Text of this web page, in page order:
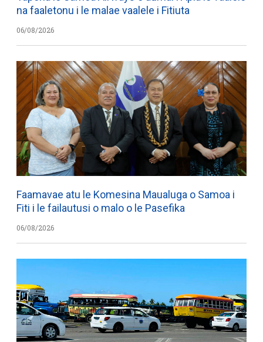
na faaletonu i le malae vaalele i Fitiuta
06/08/2026
Faamavae atu le Komesina Maualuga o Samoa i
Fiti i le failautusi o malo o le Pasefika
06/08/2026